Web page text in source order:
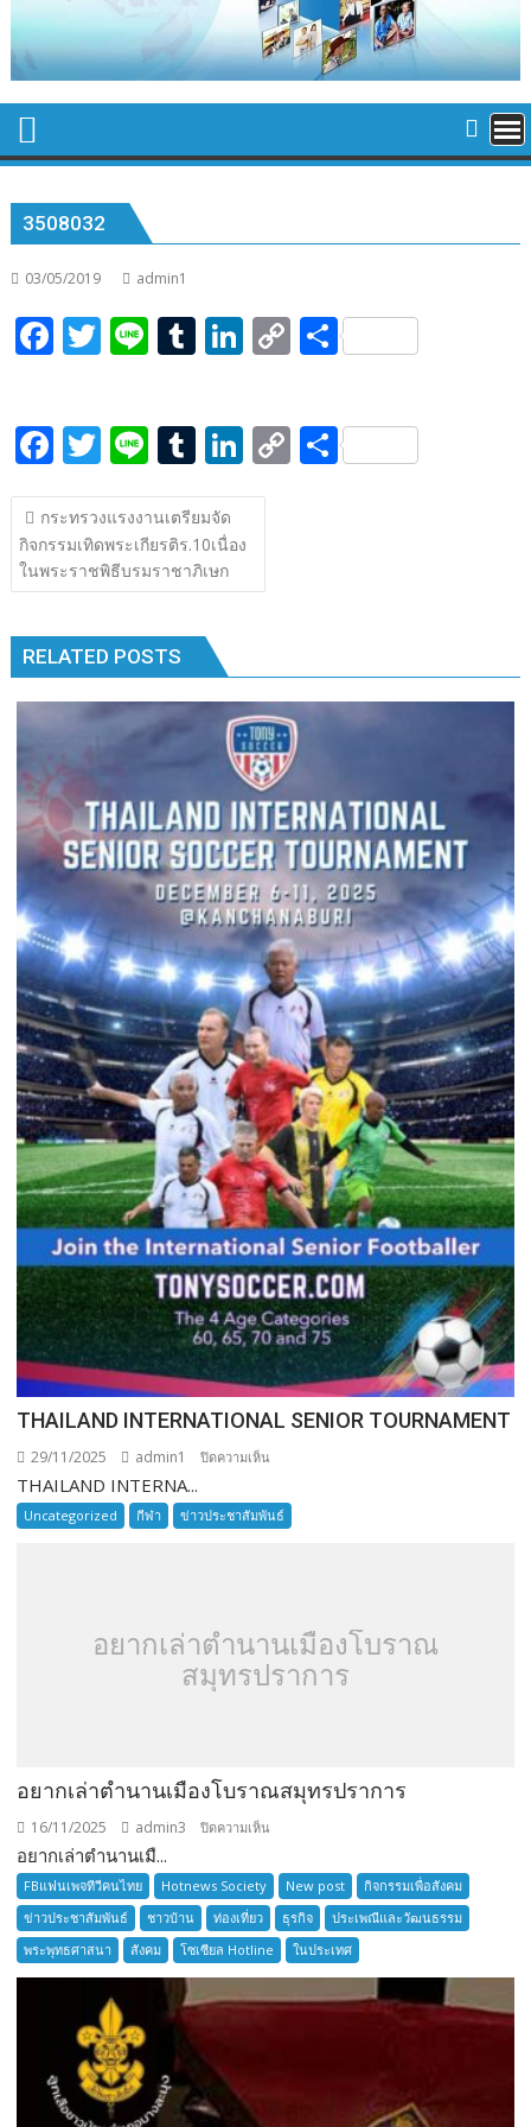
3508032
03/05/2019 admin1
F
b
o
o
k
T
er
Li T
bl
r
Li
e
dI
C
y
S
e
F
ac
e
b
o
o
k
T
w
itt
er
Li
n
e
T
u
m
bl
r
Li
n
e
dI
C
k
S
แนะแนว
เรื่อง
กระทรวงแรงงานเตรียมจัด
กิจกรรมเทิดพระเกียรติร.10เนื่อง
ในพระราชพิธีบรมราชาภิเษก
RELATED POSTS
THAILAND INTERNATIONAL SENIOR TOURNAMENT
29/11/2025 admin1 ปิดความเห็น
INTERNATIONAL
SENIOR
THAILAND INTERNA...
Uncategorized กีฬา ข่าวประชาสัมพันธ์
อยากเล่าตำนานเมืองโบราณ
สมุทรปราการ
อยากเล่าตำนานเมืองโบราณสมุทรปราการ
16/11/2025 admin3 ปิดความเห็น
เล่า
ตำนาน
เมือง
โบราณ
สมุทรปราการ
อยากเล่าตำนานเมื...
FBแฟนเพจทีวีคนไทย Hotnews Society New post
กิจกรรมเพื่อสังคม
ข่าวประชาสัมพันธ์
ชาวบ้าน ท่องเที่ยว ธุรกิจ
ประเพณีและวัฒนธรรม
พระพุทธศาสนา
สังคม โซเซียล Hotline ในประเทศ